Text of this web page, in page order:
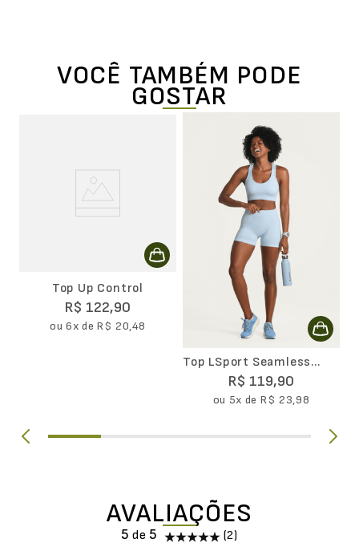
VOCÊ TAMBÉM PODE
GOSTAR
Top Up Control
R$ 122,90
ou6x deR$ 20,48
Top LSport Seamless
R$ 119,90
ou 5x de R$ 23,98
AVALIAÇÕES
5 (2)